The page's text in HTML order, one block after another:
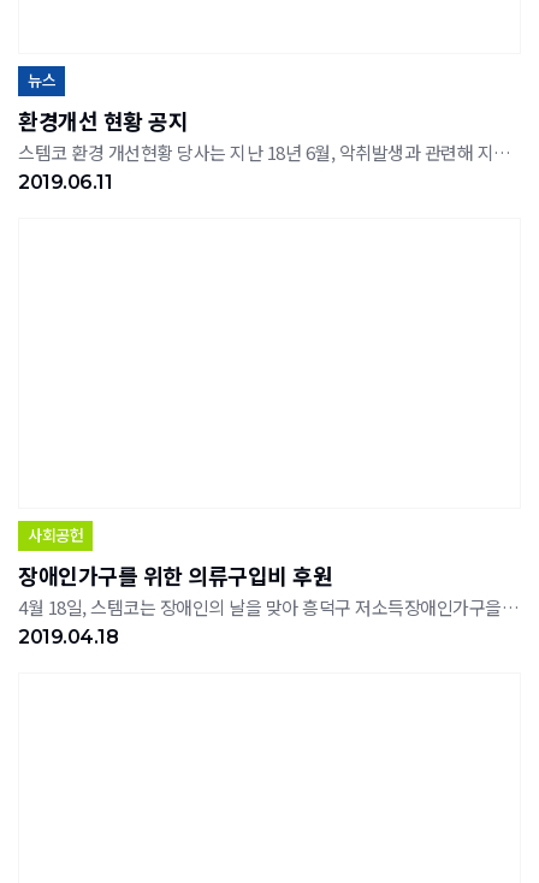
뉴스
환경개선 현황 공지
스템코 환경 개선현황 당사는 지난 18년 6월, 악취발생과 관련해 지역환경단체와 흥덕구청의 민관합동점검 후 개선권고를 받았으며, 점검 3개월 후인 지난 9월 개선을 완료하여 아래와 같이 관계기관에서 재측정을 진행하였습니다. 측정기관기준개선권고 당시(18.06월)개선 후(18.09월)개선 내용 보건환경연구원1,0001,442300악취물질 산화장치 설치 ※ 현재 국제공인기관인 FITI시험연구원에서 매월 측정하고 있으며 300 이하(기준의 30% 수준)로 관리 중 이와 더불어 1개월 후인 지난 18년 19월에는 지역환경단체와 인근 주민들을 모시고 악취 관련 간담회를 진행하였으며, 19년 5월까지 적극적인 추가투자를 통해 악취저감을 진행할 것을 약속하였습니다. 이에 당사는 선진업체 벤치마킹, 전문가 자문 등을 통하여 악취를 저감하기 위한 아이템 발굴 및 투자를 적극적으로 진행하였으며, 금년 5월 상당 부분 개선 투자가 완료되어 지난 6월 11일, 다시 한 번 지역주민들을 모시고 간담회를 개최하였음을 알려드립니다. 간담회 개최 결과 지역환경단체 및 주민들은 스템코의 적극적인 투자에 감사를 표하였고 관련시설 배출구에서 직접 냄새를 맡아보며 개선결과에 대하여 만족하며 칭찬을 아끼지 않았습니다. 하지만 당사는 현재에 만족하지 않고 추가 개선투자를 검토하여 향후에도 지속적인 악취저감 아이템을 발굴하여 개선하고, 앞으로도 환경문제가 없도록 관리해 나갈 것을 약속드립니다. 안전·환경보다 중요한 것은 없습니다. 모든 기업의 최우선 목표는 수익창출입니다만, 근로자 및 지역주민의 쾌적한 생활환경이 담보되지 않는 한 기업의 수익은 아무 의미가 없습니다. 스템코는 앞으로도 모든 사업활동에 있어 지역주민들의 안전과 환경을 최우선 순위로 둘 것이며, 지역사회와 더불어 발전하는 기업으로 성장해 나가겠습니다. 감사합니다. □ 스템코 환경 개선 관련 투자현황No투자시기 내 용투자금액12015.03 그린센터(폐수처리장) 악취방지시설(전용 Scrubber) 설치2.1억원22018.07 악취방지 산화제 공급장치 설치0.5억원32019.05 제1공장동 촉매가열산화장치(CV-Master) 설치5.0억원4 Scrubber 악취 부하분배 챔버 연결1.0억원5 Scrubber 악취제거제 투입장치 설치0.2억원62019.06 제2공장동 촉매가열산화장치(CV-Master) 설치5.0억원 합 계13.8억원
2019.06.11
사회공헌
장애인가구를 위한 의류구입비 후원
4월 18일, 스템코는 장애인의 날을 맞아 흥덕구 저소득장애인가구을 위해 의류구입상품권 440만원(20만원×22가구)을 기탁했다.
2019.04.18